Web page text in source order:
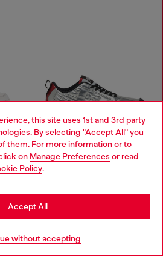
this site uses 1st and 3rd party
By selecting "Accept All" you
them. For more information or to
on Manage Preferences or read
Policy.
without accepting
Accept All
Norway website, but it seems you